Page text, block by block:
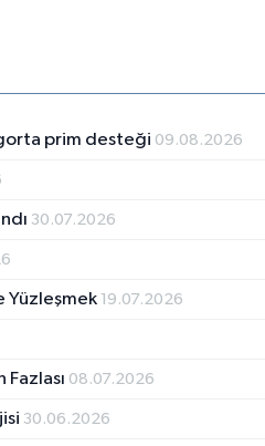
prim desteği 09.08.2026
30.07.2026
Yüzleşmek 19.07.2026
Fazlası 08.07.2026
30.06.2026